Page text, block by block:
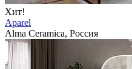
Хит!
Aparel
Alma Ceramica, Россия